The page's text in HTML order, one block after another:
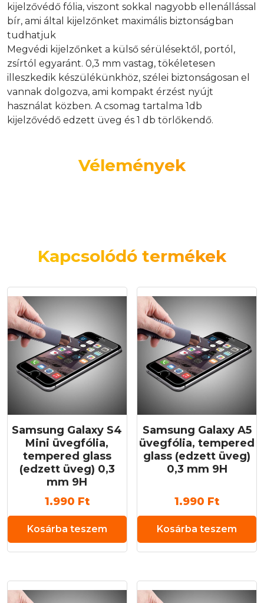
kijelzővédő fólia, viszont sokkal nagyobb ellenállással
bír, ami által kijelzőnket maximális biztonságban
tudhatjuk
Megvédi kijelzőnket a külső sérülésektől, portól,
zsírtól egyaránt. 0,3 mm vastag, tökéletesen
illeszkedik készülékünkhöz, szélei biztonságosan el
vannak dolgozva, ami kompakt érzést nyújt
használat közben. A csomag tartalma 1db
kijelzővédő edzett üveg és 1 db törlőkendő.
Vélemények
Kapcsolódó termékek
Samsung Galaxy S4
Mini üvegfólia,
tempered glass
(edzett üveg) 0,3
mm 9H
1.990 Ft
Kosárba teszem
Samsung Galaxy A5
üvegfólia, tempered
glass (edzett üveg)
0,3 mm 9H
1.990 Ft
Kosárba teszem